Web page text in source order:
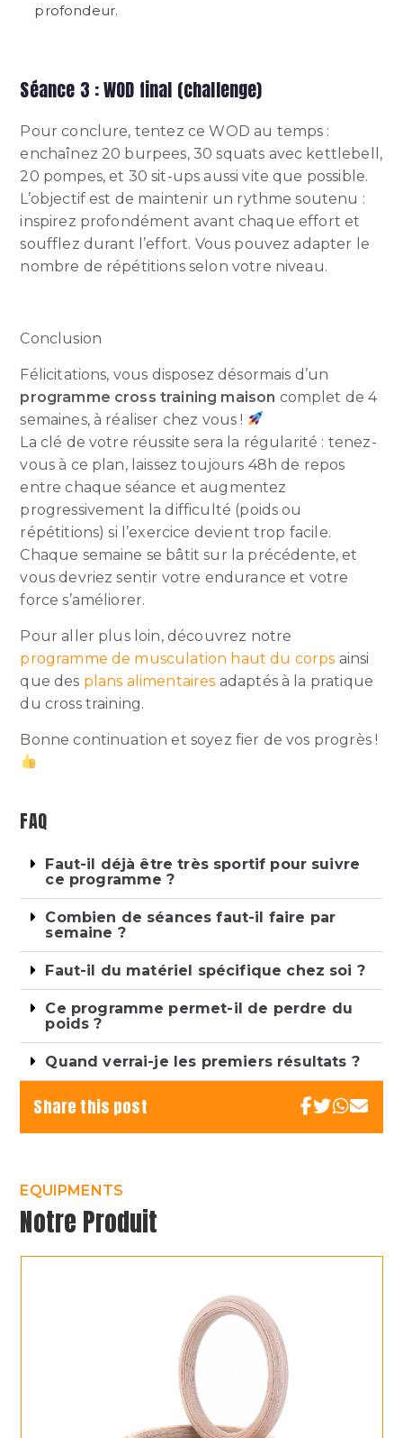
profondeur.
Séance 3 : WOD final (challenge)
Pour conclure, tentez ce WOD au temps :
enchaînez 20 burpees, 30 squats avec kettlebell,
20 pompes, et 30 sit-ups aussi vite que possible.
L’objectif est de maintenir un rythme soutenu :
inspirez profondément avant chaque effort et
soufflez durant l’effort. Vous pouvez adapter le
nombre de répétitions selon votre niveau.
Conclusion
Félicitations, vous disposez désormais d’un
programme cross training maison complet de 4
semaines, à réaliser chez vous !
La clé de votre réussite sera la régularité : tenez-
vous à ce plan, laissez toujours 48h de repos
entre chaque séance et augmentez
progressivement la difficulté (poids ou
répétitions) si l’exercice devient trop facile.
Chaque semaine se bâtit sur la précédente, et
vous devriez sentir votre endurance et votre
force s’améliorer.
Pour aller plus loin, découvrez notre
programme de musculation haut du corps ainsi
que des plans alimentaires adaptés à la pratique
du cross training.
Bonne continuation et soyez fier de vos progrès !
FAQ
Faut-il déjà être très sportif pour suivre
ce programme ?
Combien de séances faut-il faire par
semaine ?
Faut-il du matériel spécifique chez soi ?
Ce programme permet-il de perdre du
poids ?
Quand verrai-je les premiers résultats ?
Share this post
EQUIPMENTS
Notre Produit